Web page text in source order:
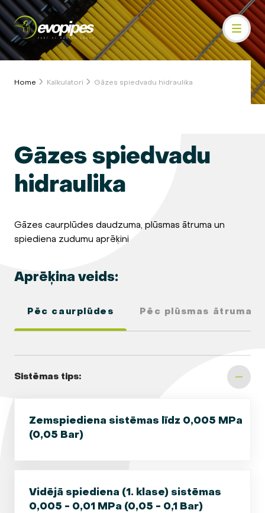
Home Kalkulatori Gāzes spiedvadu hidraulika
Gāzes spiedvadu
hidraulika
Gāzes caurplūdes daudzuma, plūsmas ātruma un
spiediena zudumu aprēķini
Aprēķina veids:
Pēc caurplūdes Pēc plūsmas ātruma
Sistēmas tips:
Zemspiediena sistēmas līdz 0,005 MPa
(0,05 Bar)
Vidējā spiediena (1. klase) sistēmas
0,005 - 0,01 MPa (0,05 - 0,1 Bar)